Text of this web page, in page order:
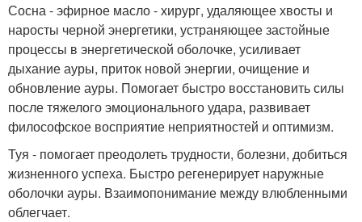
Сосна - эфирное масло - хирург, удаляющее хвосты и
наросты черной энергетики, устраняющее застойные
процессы в энергетической оболочке, усиливает
дыхание ауры, приток новой энергии, очищение и
обновление ауры. Помогает быстро восстановить силы
после тяжелого эмоционального удара, развивает
философское восприятие неприятностей и оптимизм.
Туя - помогает преодолеть трудности, болезни, добиться
жизненного успеха. Быстро регенерирует наружные
оболочки ауры. Взаимопонимание между влюбленными
облегчает.